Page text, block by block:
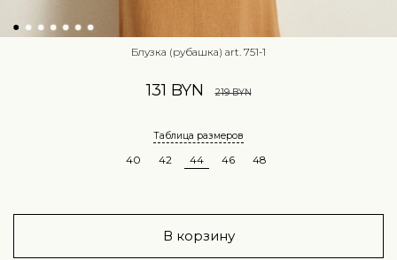
Блузка (рубашка) art. 751-1
131 BYN 219 BYN
Таблица размеров
40 42 44 46 48
В корзину